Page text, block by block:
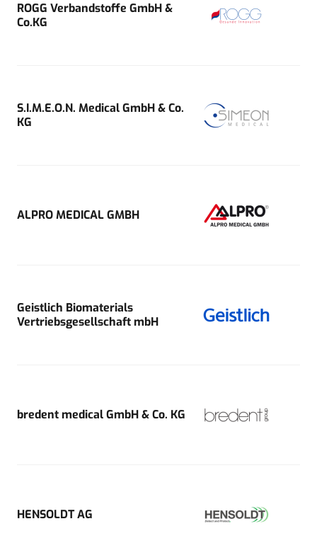
ROGG Verbandstoffe GmbH &
Co.KG
S.I.M.E.O.N. Medical GmbH & Co.
KG
ALPRO MEDICAL GMBH
Geistlich Biomaterials
Vertriebsgesellschaft mbH
bredent medical GmbH & Co. KG
HENSOLDT AG